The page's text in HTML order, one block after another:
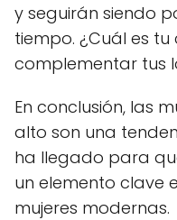
y seguirán siendo
tiempo. ¿Cuál es
complementar tus
En conclusión, las
alto son una
ha llegado para
un elemento clave
mujeres modernas.